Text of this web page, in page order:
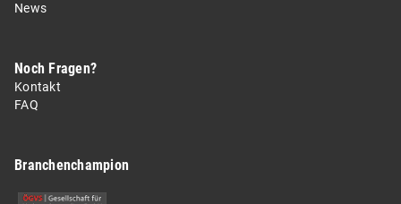
News
Noch Fragen?
Kontakt
FAQ
Branchenchampion